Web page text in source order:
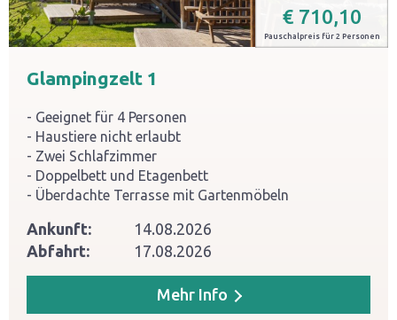
€ 710,10
Pauschalpreis für 2 Personen
Glampingzelt 1
Geeignet für 4 Personen
Haustiere nicht erlaubt
Zwei Schlafzimmer
Doppelbett und Etagenbett
Überdachte Terrasse mit Gartenmöbeln
Ankunft:
14.08.2026
Abfahrt:
17.08.2026
Mehr Info